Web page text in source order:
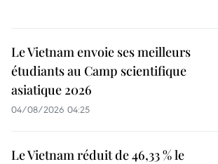
Le Vietnam envoie ses meilleurs
étudiants au Camp scientifique
asiatique 2026
04/08/2026 04:25
Le Vietnam réduit de 46,33 % le